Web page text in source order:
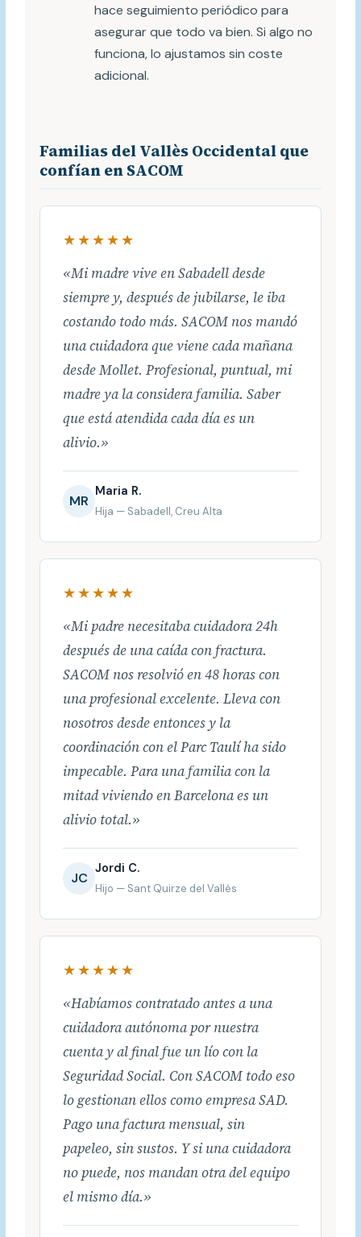
hace seguimiento periódico para
asegurar que todo va bien. Si algo no
funciona, lo ajustamos sin coste
adicional.
Familias del Vallès Occidental que
confían en SACOM
★★★★★
«Mi madre vive en Sabadell desde
siempre y, después de jubilarse, le iba
costando todo más. SACOM nos mandó
una cuidadora que viene cada mañana
desde Mollet. Profesional, puntual, mi
madre ya la considera familia. Saber
que está atendida cada día es un
alivio.»
MR
Maria R.
Hija — Sabadell, Creu Alta
★★★★★
«Mi padre necesitaba cuidadora 24h
después de una caída con fractura.
SACOM nos resolvió en 48 horas con
una profesional excelente. Lleva con
nosotros desde entonces y la
coordinación con el Parc Taulí ha sido
impecable. Para una familia con la
mitad viviendo en Barcelona es un
alivio total.»
JC
Jordi C.
Hijo — Sant Quirze del Vallès
★★★★★
«Habíamos contratado antes a una
cuidadora autónoma por nuestra
cuenta y al final fue un lío con la
Seguridad Social. Con SACOM todo eso
lo gestionan ellos como empresa SAD.
Pago una factura mensual, sin
papeleo, sin sustos. Y si una cuidadora
no puede, nos mandan otra del equipo
el mismo día.»